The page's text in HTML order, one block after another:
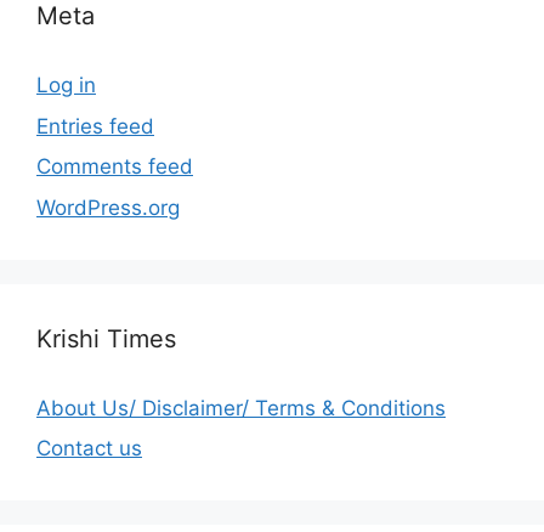
Meta
Log in
Entries feed
Comments feed
WordPress.org
Krishi Times
About Us/ Disclaimer/ Terms & Conditions
Contact us